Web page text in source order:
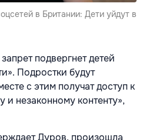
в Британии: Дети уйдут в
подвергнет детей
Подростки будут
с этим получат доступ к
и незаконному контенту»,
Дуров, произошла